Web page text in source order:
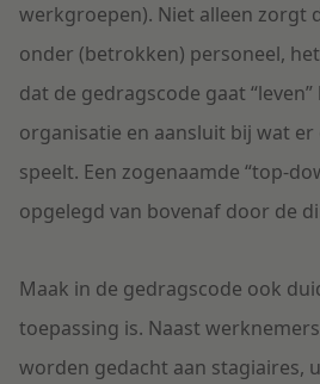
werkgroepen). Niet alleen zorgt
onder (betrokken) personeel,
dat de gedragscode gaat
organisatie en aansluit bij wat
speelt. Een zogenaamde “top-
opgelegd van bovenaf door de
Maak in de gedragscode ook
toepassing is. Naast
worden gedacht aan stagiaires,